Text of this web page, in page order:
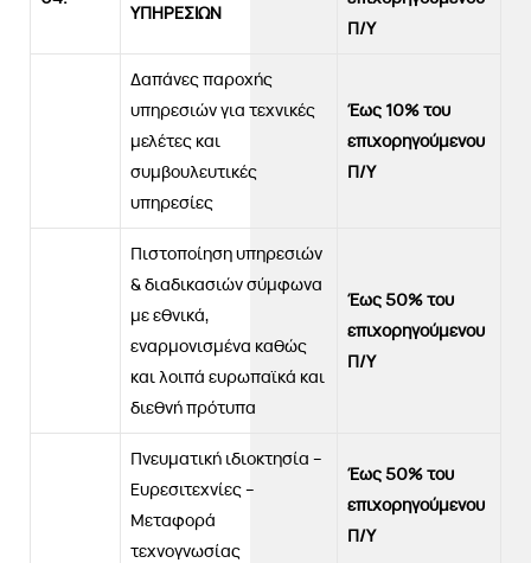
ΥΠΗΡΕΣΙΩΝ
Π/Υ
Δαπάνες παροχής
υπηρεσιών για τεχνικές
μελέτες και
συμβουλευτικές
υπηρεσίες
Έως 10% του
επιχορηγούμενου
Π/Υ
Πιστοποίηση υπηρεσιών
& διαδικασιών σύμφωνα
με εθνικά,
εναρμονισμένα καθώς
και λοιπά ευρωπαϊκά και
διεθνή πρότυπα
Έως 50% του
επιχορηγούμενου
Π/Υ
Πνευματική ιδιοκτησία –
Ευρεσιτεχνίες –
Μεταφορά
τεχνογνωσίας
Έως 50% του
επιχορηγούμενου
Π/Υ